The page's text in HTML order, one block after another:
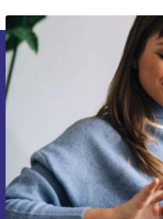
Meld je aan
ontvang €15
Mis nooit meer
Voucher
Informatie over het gebruik van
privacybeleid.